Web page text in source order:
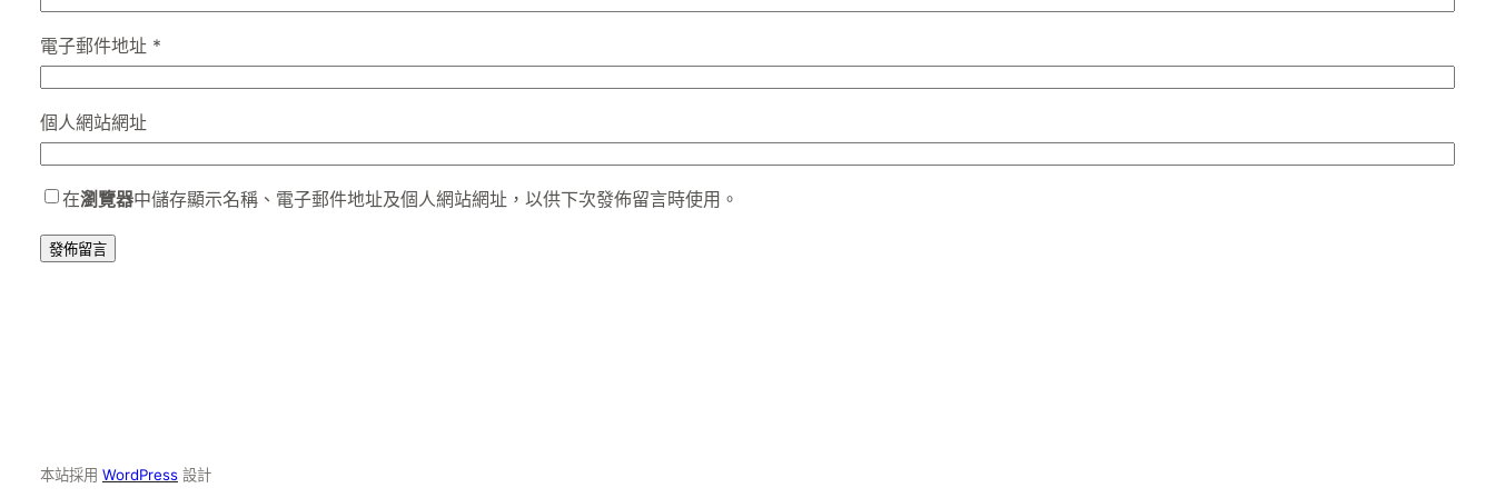
電子郵件地址 *
個人網站網址
在瀏覽器中儲存顯示名稱、電子郵件地址及個人網站網址，以供下次發佈留言時使用。
本站採用 WordPress 設計